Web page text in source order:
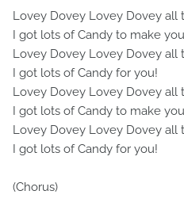
Lovey Dovey Lovey Dovey all
I got lots of Candy to make
Lovey Dovey Lovey Dovey all
I got lots of Candy for you!
Lovey Dovey Lovey Dovey all
I got lots of Candy to make
Lovey Dovey Lovey Dovey all
I got lots of Candy for you!
(Chorus)